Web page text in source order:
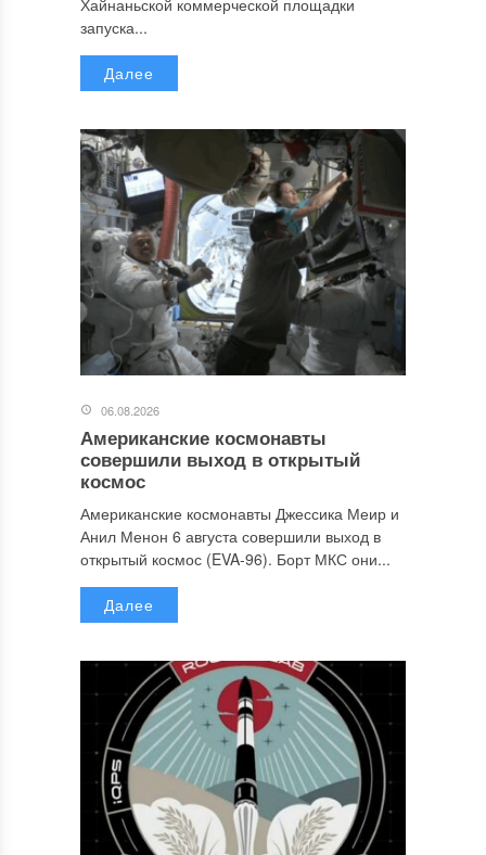
запуска...
Далее
06.08.2026
Американские космонавты
совершили выход в открытый
космос
Американские космонавты Джессика Меир и
Анил Менон 6 августа совершили выход в
открытый космос (EVA-96). Борт МКС они...
Далее